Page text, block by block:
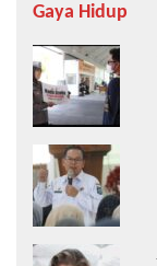
Gaya Hidup